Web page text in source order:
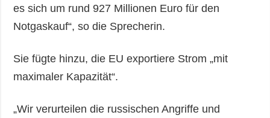
es sich um rund 927 Millionen Euro für den
Notgaskauf“, so die Sprecherin.
Sie fügte hinzu, die EU exportiere Strom „mit
maximaler Kapazität“.
„Wir verurteilen die russischen Angriffe und